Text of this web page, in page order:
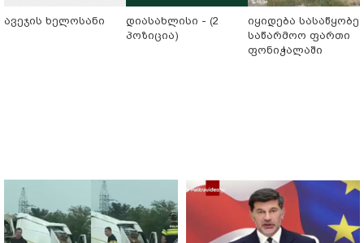
ავეჯის ხელოსანი
დიასახლისი - (2
პოზიცია)
იყიდება სასაწყობე-
საწარმოო ფართი
ფონიჭალაში